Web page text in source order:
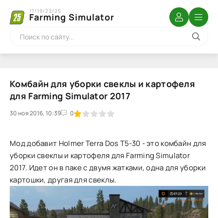
Farming Simulator
17/19/22/25
Комбайн для уборки свеклы и картофеля
для Farming Simulator 2017
30 ноя 2016, 10:39 0
1 2 3 4 5
Мод добавит Holmer Terra Dos T5-30 - это комбайн для
уборки свеклы и картофеля для Farming Simulator
2017. Идет он в паке с двумя жатками, одна для уборки
картошки, другая для свеклы.